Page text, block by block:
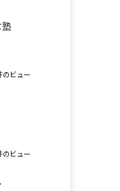
のビュー
のビュー